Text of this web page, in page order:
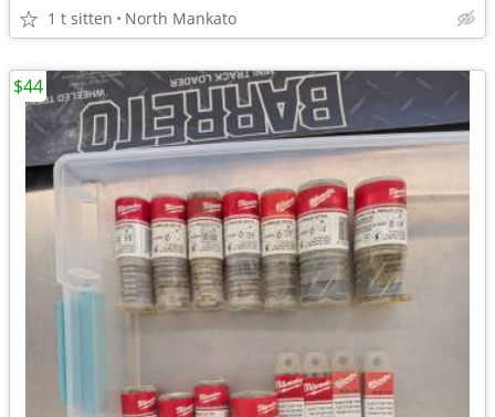
1 t sitten North Mankato
$44